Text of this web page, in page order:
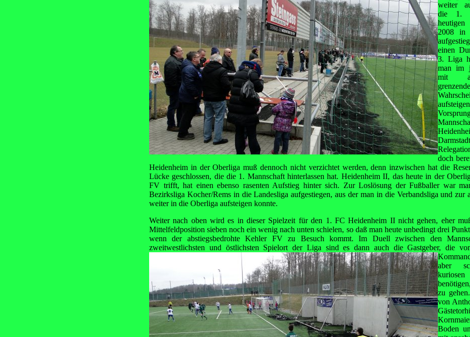
weiter
die 1.
2008 in
einen
3. Liga
man im
mit
doch
Heidenheim in der Oberliga muß dennoch nicht verzichtet werden, denn inzwischen hat die
Lücke geschlossen, die die 1. Mannschaft hinterlassen hat. Heidenheim II, das heute in der
FV trifft, hat einen ebenso rasenten Aufstieg hinter sich. Zur Loslösung der Fußballer war
Bezirksliga Kocher/Rems in die Landesliga aufgestiegen, aus der man in die Verbandsliga und zur
weiter in die Oberliga aufsteigen konnte.
Weiter nach oben wird es in dieser Spielzeit für den 1. FC Heidenheim II nicht gehen, eher
Mittelfeldposition sieben noch ein wenig nach unten schielen, so daß man heute unbedingt drei
wenn der abstiegsbedrohte Kehler FV zu Besuch kommt. Im Duell zwischen den
zweitwestlichsten und östlichsten Spielort der Liga sind es dann auch die Gastgeber, die
aber
zu
von
Boden